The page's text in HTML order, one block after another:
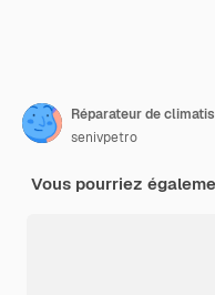
Réparateur de
senivpetro
Vous pourriez